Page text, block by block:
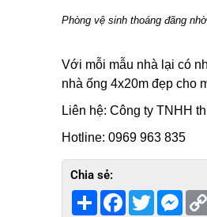
Phòng vệ sinh thoáng đãng
Với mỗi mẫu nhà lại có
nhà ống 4x20m đẹp cho
Liên hệ: Công ty TNHH
Hotline: 0969 963 835
Chia sẻ:
Share Facebook
Twitter